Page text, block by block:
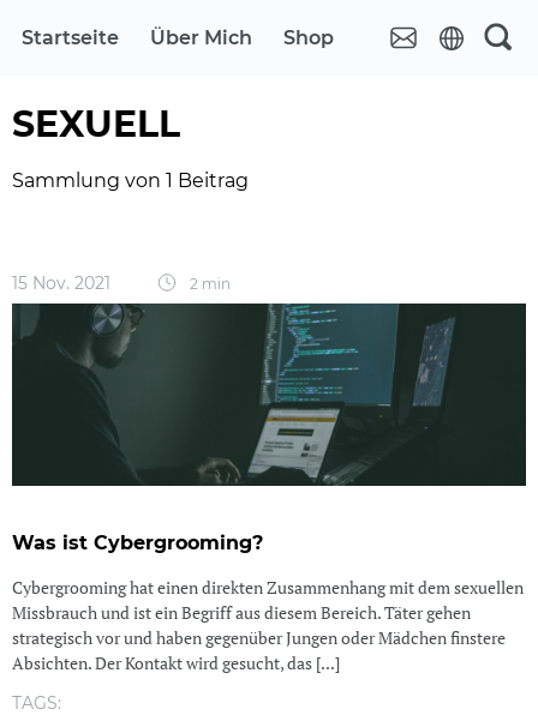
Startseite Über Mich Shop
SEXUELL
Sammlung von 1 Beitrag
15 Nov. 2021 2 min
Was ist Cybergrooming?
Cybergrooming hat einen direkten Zusammenhang mit dem sexuellen
Missbrauch und ist ein Begriff aus diesem Bereich. Täter gehen
strategisch vor und haben gegenüber Jungen oder Mädchen finstere
Absichten. Der Kontakt wird gesucht, das [...]
TAGS: